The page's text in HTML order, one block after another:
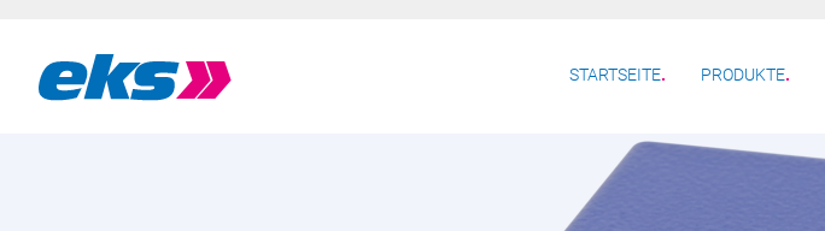
STARTSEITE PRODUKTE